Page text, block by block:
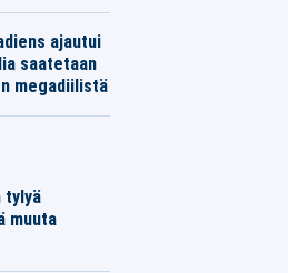
ajautui
saatetaan
megadiilistä
tylyä
muuta